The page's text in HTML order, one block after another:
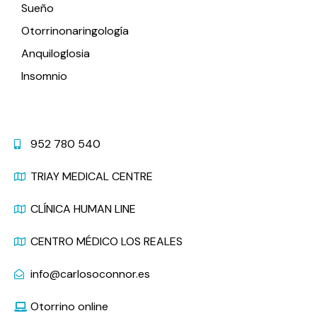
Sueño
Otorrinonaringología
Anquiloglosia
Insomnio
952 780 540
TRIAY MEDICAL CENTRE
CLÍNICA HUMAN LINE
CENTRO MÉDICO LOS REALES
info@carlosoconnor.es
Otorrino online